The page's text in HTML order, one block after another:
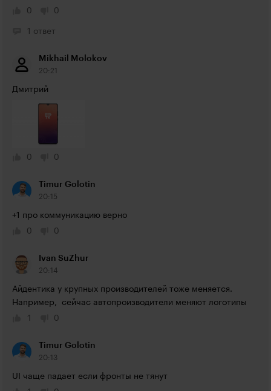
0
0
1 ответ
Mikhail Molokov
20:21
Дмитрий
0 0
Timur Golotin
20:15
+1 про коммуникацию верно
0
0
Ivan SuZhur
20:14
Айдентика у крупных производителей тоже меняется.
Например,  сейчас автопроизводители меняют логотипы
1
0
Timur Golotin
20:13
UI чаще падает если фронты не тянут